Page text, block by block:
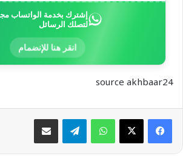
إشترك بخدمة الواتساب
لتصلك الرسائل
انقر هنا للإنضمام
source akhbaar24
واتسابتيلقرام مشاركة عبر البريد